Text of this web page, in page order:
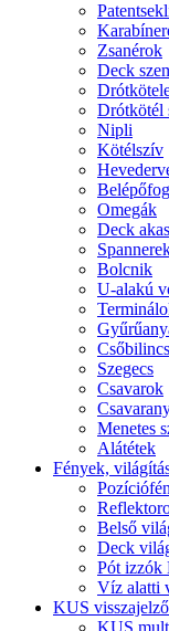
Zsanérok
Deck
Drótkötél
Nipli
Kötélszív
Omegák
Deck
Bolcnik
U-alakú
Csőbilincs
Szegecs
Csavarok
Menetes
Alátétek
Fények,
Belső
Deck
Pót izzók
Víz alatti
KUS